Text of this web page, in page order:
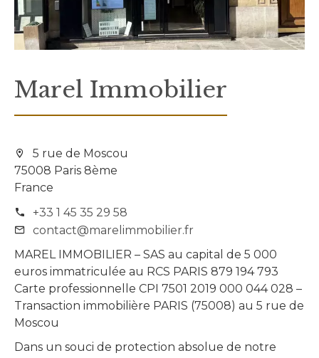
Marel Immobilier
5 rue de Moscou
75008 Paris 8ème
France
+33 1 45 35 29 58
contact@marelimmobilier.fr
MAREL IMMOBILIER – SAS au capital de 5 000
euros immatriculée au RCS PARIS 879 194 793
Carte professionnelle CPI 7501 2019 000 044 028 –
Transaction immobilière PARIS (75008) au 5 rue de
Moscou
Dans un souci de protection absolue de notre